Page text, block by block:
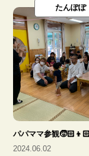
たんぽぽ
パパママ参観
2024.06.02